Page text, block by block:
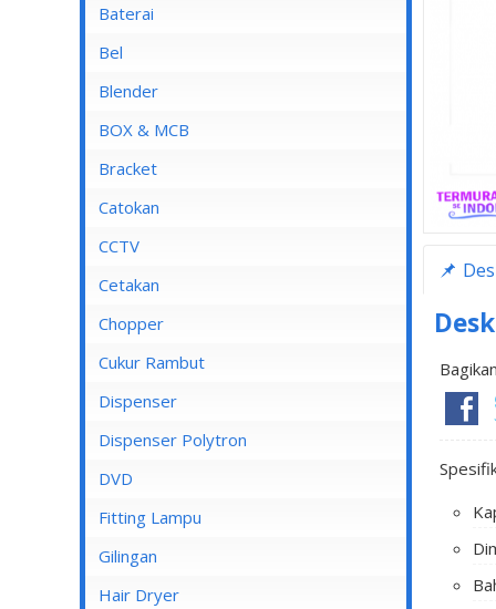
Baterai
Bel
Blender
Blender Advance
Blender Cosmos
Blender Kirin
Blender Maspion
Blender Miyako
BOX & MCB
MCB
MCB 1 Pole
MCB 2 Pole
MCB 3 Pole
MCB 4 Pole
Bracket
Catokan
CCTV
DVR
Cetakan
Chopper
Cukur Rambut
Dispenser
Dispenser Cosmos
Dispenser Miyako
Dispenser Sanken
Dispenser Polytron
DVD
Fitting Lampu
Gilingan
Hair Dryer